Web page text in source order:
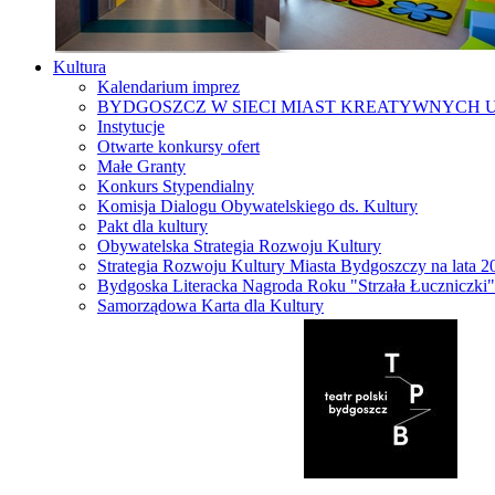
Kultura
Kalendarium imprez
BYDGOSZCZ W SIECI MIAST KREATYWNYCH
Instytucje
Otwarte konkursy ofert
Małe Granty
Konkurs Stypendialny
Komisja Dialogu Obywatelskiego ds. Kultury
Pakt dla kultury
Obywatelska Strategia Rozwoju Kultury
Strategia Rozwoju Kultury Miasta Bydgoszczy na lata
Bydgoska Literacka Nagroda Roku "Strzała Łuczniczki"
Samorządowa Karta dla Kultury